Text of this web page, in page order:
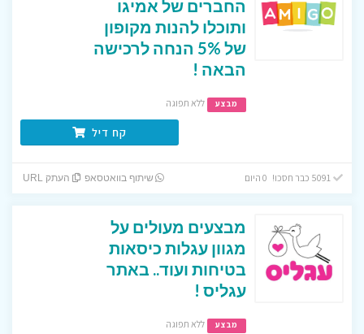
החברים של אמיגו
ותוכלו להנות מקופון
של 5% הנחה לרכישה
הבאה !
מבצע ללא תפוגה
קח דיל
שיתוף בוואטסאפ העתק URL
מבצעים מעולים על
מגוון עגלות כיסאות
בטיחות ועוד.. באתר
עגליס !
מבצע ללא תפוגה